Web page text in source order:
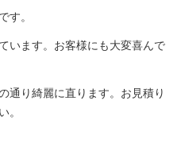
す。
います。お客様にも大変喜んで
通り綺麗に直ります。お見積り
。